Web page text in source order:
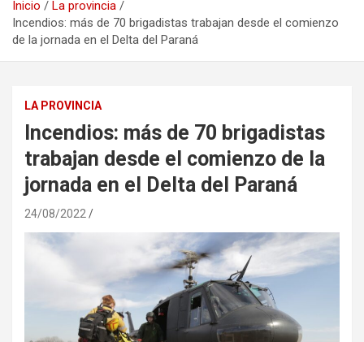
Inicio
La provincia
Incendios: más de 70 brigadistas trabajan desde el comienzo
de la jornada en el Delta del Paraná
LA PROVINCIA
Incendios: más de 70 brigadistas
trabajan desde el comienzo de la
jornada en el Delta del Paraná
24/08/2022